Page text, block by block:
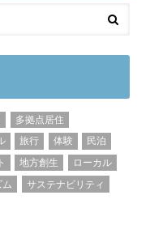
多拠点居住
旅行 体験
民泊
地方創生
ローカル
サステナビリティ